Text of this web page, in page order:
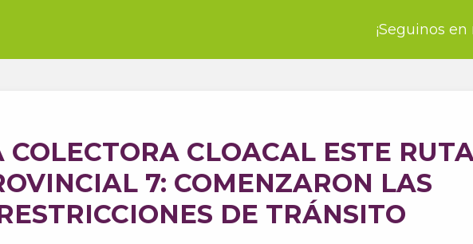
¡Seguinos
COLECTORA CLOACAL ESTE
7: COMENZARON LAS
DE TRÁNSITO